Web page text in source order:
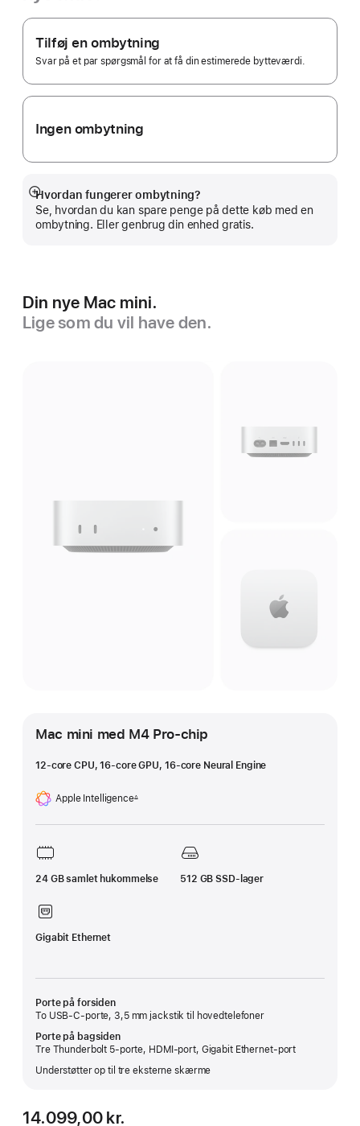
Fodnote
Apple Trade In.
Tilføj en ombytning
Svar på et par spørgsmål for at få din estimerede bytteværdi.
Ingen ombytning
Hvordan fungerer ombytning?
Se, hvordan du kan spare penge på dette køb med en
ombytning. Eller genbrug din enhed gratis.
Vis
mere
Din nye Mac mini.
Lige som du vil have den.
Mac mini med M4 Pro-chip
12-core CPU, 16-core GPU, 16-core Neural Engine
Apple Intelligence∆
24 GB samlet hukommelse 512 GB SSD-lager
Gigabit Ethernet
Porte på forsiden
To USB‑C-porte, 3,5 mm jackstik til hovedtelefoner
Porte på bagsiden
Tre Thunderbolt 5-porte, HDMI-port, Gigabit Ethernet-port
Understøtter op til tre eksterne skærme
14.099,00 kr.